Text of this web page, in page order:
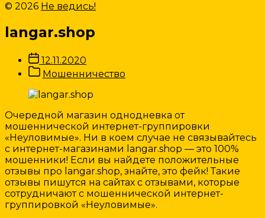
© 2026 Не ведись!
langar.shop
Дата
записи
12.11.2020
Категории
Записи
Мошенничество
Очередной магазин однодневка от
мошеннической интернет-группировки
«Неуловимые». Ни в коем случае не связывайтесь
с интернет-магазинами langar.shop — это 100%
мошенники! Если вы найдете положительные
отзывы про langar.shop, знайте, это фейк! Такие
отзывы пишутся на сайтах с отзывами, которые
сотрудничают с мошеннической интернет-
группировкой «Неуловимые».